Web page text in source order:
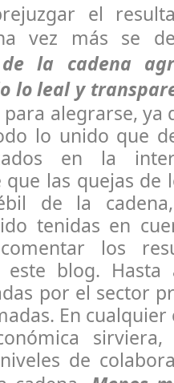
el
vez más se
la cadena
lo leal y
alegrarse, ya
lo unido que
en la
que las quejas de
de la
tenidas en
los
este blog.
por el sector
En
de